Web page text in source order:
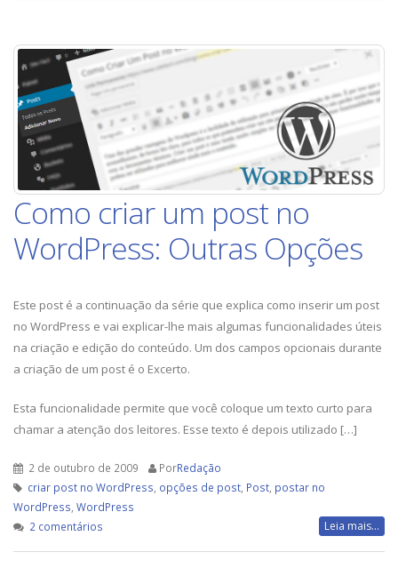
Como criar um post no
WordPress: Outras Opções
Este post é a continuação da série que explica como inserir um post
no WordPress e vai explicar-lhe mais algumas funcionalidades úteis
na criação e edição do conteúdo. Um dos campos opcionais durante
a criação de um post é o Excerto.
Esta funcionalidade permite que você coloque um texto curto para
chamar a atenção dos leitores. Esse texto é depois utilizado […]
2 de outubro de 2009 PorRedação
criar post no WordPress opções de post Post postar no
WordPress WordPress
2 comentários
Leia mais...